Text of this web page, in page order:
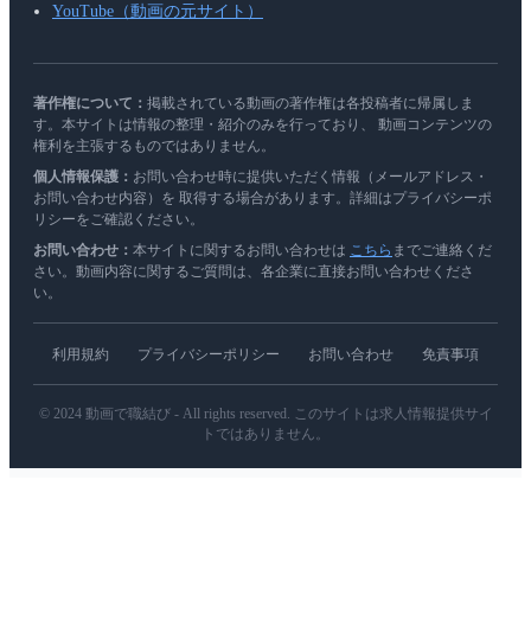
YouTube（動画の元サイト）
著作権について： 掲載されている動画の著作権は各投稿者に帰属しま
す。本サイトは情報の整理・紹介のみを行っており、 動画コンテンツの
権利を主張するものではありません。
個人情報保護： お問い合わせ時に提供いただく情報（メールアドレス・
お問い合わせ内容）を 取得する場合があります。詳細はプライバシーポ
リシーをご確認ください。
お問い合わせ： 本サイトに関するお問い合わせは こちら までご連絡くだ
さい。動画内容に関するご質問は、各企業に直接お問い合わせくださ
い。
利用規約 プライバシーポリシー お問い合わせ 免責事項
© 2024 動画で職結び - All rights reserved. このサイトは求人情報提供サイ
トではありません。